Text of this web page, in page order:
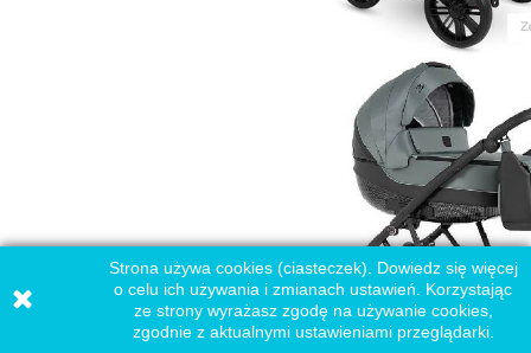
Strona używa cookies (ciasteczek). Dowiedz się więcej
o celu ich używania i zmianach ustawień. Korzystając
ze strony wyrażasz zgodę na używanie cookies,
zgodnie z aktualnymi ustawieniami przeglądarki.